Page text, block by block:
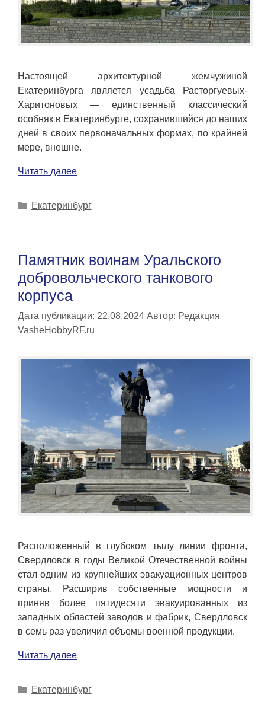
Настоящей архитектурной жемчужиной
Екатеринбурга является усадьба Расторгуевых-
Харитоновых — единственный классический
особняк в Екатеринбурге, сохранившийся до наших
дней в своих первоначальных формах, по крайней
мере, внешне.
Читать далее
Рубрики
Екатеринбург
Памятник воинам Уральского
добровольческого танкового
корпуса
Дата публикации: 22.08.2024 Автор: Редакция
VasheHobbyRF.ru
Расположенный в глубоком тылу линии фронта,
Свердловск в годы Великой Отечественной войны
стал одним из крупнейших эвакуационных центров
страны. Расширив собственные мощности и
приняв более пятидесяти эвакуированных из
западных областей заводов и фабрик, Свердловск
в семь раз увеличил объемы военной продукции.
Читать далее
Рубрики
Екатеринбург